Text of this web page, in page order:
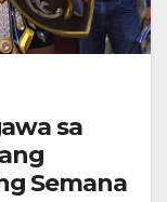
sa
Semana